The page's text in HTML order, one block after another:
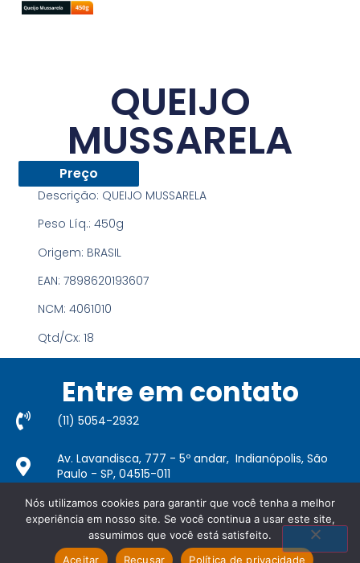
QUEIJO
MUSSARELA
Preço
Descrição: QUEIJO MUSSARELA
Peso Líq.: 450g
Origem: BRASIL
EAN: 7898620193607
NCM: 4061010
Qtd/Cx: 18
Entre em contato
(11) 5054-2932​
Av. Lavandisca, 777 - 5º andar, Indianópolis, São
Paulo - SP, 04515-011
redebrasil@rbsm.com.br
Copyright 2022 © Todos os direitos reservados.Política
de privacidade.
Nós utilizamos cookies para garantir que você tenha a melhor
experiência em nosso site. Se você continua a usar este site,
assumimos que você está satisfeito.
Aceitar
Recusar Política de privacidade